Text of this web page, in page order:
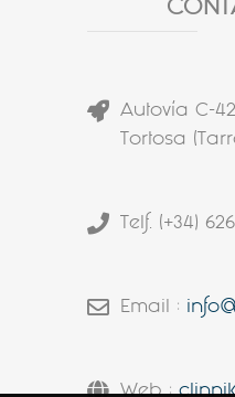
Autovía C-
Tortosa
Telf. (+34)
Email :
Web :